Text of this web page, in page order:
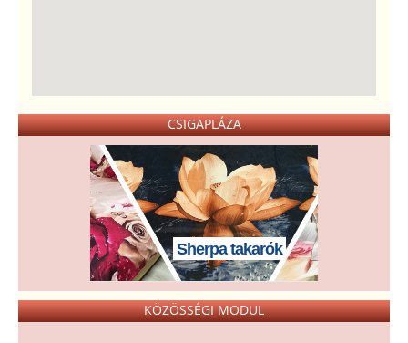
CSIGAPLÁZA
Sherpa takarók
KÖZÖSSÉGI MODUL